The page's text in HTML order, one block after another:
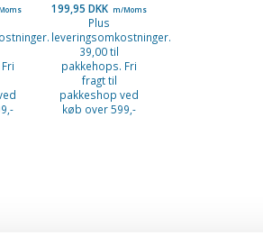
199,95 DKK m/Moms
Plus
leveringsomkostninger.
39,00 til
pakkehops. Fri
fragt til
pakkeshop ved
køb over 599,-